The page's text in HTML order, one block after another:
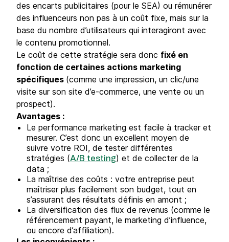
des encarts publicitaires (pour le SEA) ou rémunérer
des influenceurs non pas à un coût fixe, mais sur la
base du nombre d’utilisateurs qui interagiront avec
le contenu promotionnel.
Le coût de cette stratégie sera donc fixé en
fonction de certaines actions marketing
spécifiques (comme une impression, un clic/une
visite sur son site d’e-commerce, une vente ou un
prospect).
Avantages :
Le performance marketing est facile à tracker et
mesurer. C’est donc un excellent moyen de
suivre votre ROI, de tester différentes
stratégies (A/B testing) et de collecter de la
data ;
La maîtrise des coûts : votre entreprise peut
maîtriser plus facilement son budget, tout en
s’assurant des résultats définis en amont ;
La diversification des flux de revenus (comme le
référencement payant, le marketing d’influence,
ou encore d’affiliation).